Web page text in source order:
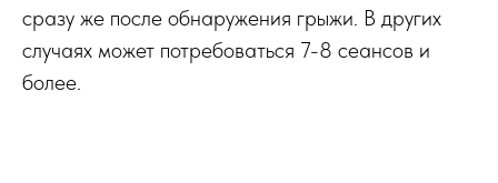
сразу же после обнаружения грыжи. В других
случаях может потребоваться 7-8 сеансов и
более.